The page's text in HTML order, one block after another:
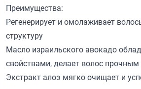
Преимущества:
Регенерирует и омолаживает
структуру
Масло израильского авокадо
свойствами, делает волос
Экстракт алоэ мягко очищает и